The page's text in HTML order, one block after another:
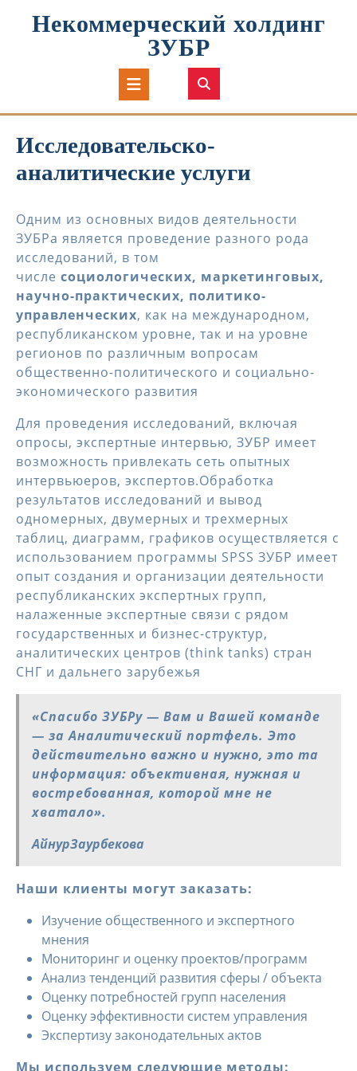
Некоммерческий холдинг
ЗУБР
Кнопка
Открыть
Исследовательско-
аналитические услуги
Одним из основных видов деятельности
ЗУБРа является проведение разного рода
исследований, в том
числе социологических, маркетинговых,
научно-практических, политико-
управленческих, как на международном,
республиканском уровне, так и на уровне
регионов по различным вопросам
общественно-политического и социально-
экономического развития
Для проведения исследований, включая
опросы, экспертные интервью, ЗУБР имеет
возможность привлекать сеть опытных
интервьюеров, экспертов.Обработка
результатов исследований и вывод
одномерных, двумерных и трехмерных
таблиц, диаграмм, графиков осуществляется с
использованием программы SPSS ЗУБР имеет
опыт создания и организации деятельности
республиканских экспертных групп,
налаженные экспертные связи с рядом
государственных и бизнес-структур,
аналитических центров (think tanks) стран
СНГ и дальнего зарубежья
«Спасибо ЗУБРу — Вам и Вашей команде
— за Аналитический портфель. Это
действительно важно и нужно, это та
информация: объективная, нужная и
востребованная, которой мне не
хватало».
АйнурЗаурбекова
Наши клиенты могут заказать:
Изучение общественного и экспертного
мнения
Мониторинг и оценку проектов/программ
Анализ тенденций развития сферы / объекта
Оценку потребностей групп населения
Оценку эффективности систем управления
Экспертизу законодательных актов
Мы используем следующие методы: